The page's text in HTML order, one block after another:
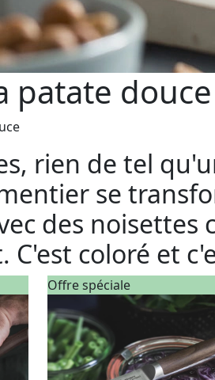
patate douce
rien de tel
se
des noisettes
coloré et
Offre spéciale